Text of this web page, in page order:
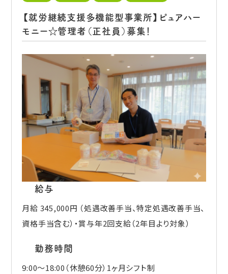
【就労継続支援多機能型事業所】ピュアハー
モニー☆管理者（正社員）募集！
給与
月給 345,000円 （処遇改善手当、特定処遇改善手当、
資格手当含む）・賞与年2回支給（2年目より対象）
勤務時間
9:00～18:00（休憩60分）1ヶ月シフト制